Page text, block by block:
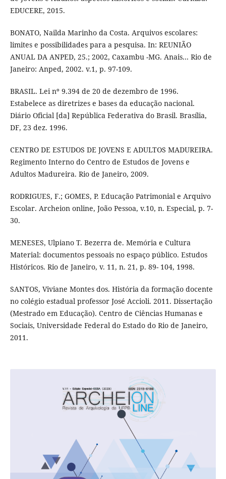
EDUCERE, 2015.
BONATO, Nailda Marinho da Costa. Arquivos escolares:
limites e possibilidades para a pesquisa. In: REUNIÃO
ANUAL DA ANPED, 25.; 2002, Caxambu -MG. Anais... Rio de
Janeiro: Anped, 2002. v.1, p. 97-109.
BRASIL. Lei nº 9.394 de 20 de dezembro de 1996.
Estabelece as diretrizes e bases da educação nacional.
Diário Oficial [da] República Federativa do Brasil. Brasília,
DF, 23 dez. 1996.
CENTRO DE ESTUDOS DE JOVENS E ADULTOS MADUREIRA.
Regimento Interno do Centro de Estudos de Jovens e
Adultos Madureira. Rio de Janeiro, 2009.
RODRIGUES, F.; GOMES, P. Educação Patrimonial e Arquivo
Escolar. Archeion online, João Pessoa, v.10, n. Especial, p. 7-
30.
MENESES, Ulpiano T. Bezerra de. Memória e Cultura
Material: documentos pessoais no espaço público. Estudos
Históricos. Rio de Janeiro, v. 11, n. 21, p. 89- 104, 1998.
SANTOS, Viviane Montes dos. História da formação docente
no colégio estadual professor José Accioli. 2011. Dissertação
(Mestrado em Educação). Centro de Ciências Humanas e
Sociais, Universidade Federal do Estado do Rio de Janeiro,
2011.